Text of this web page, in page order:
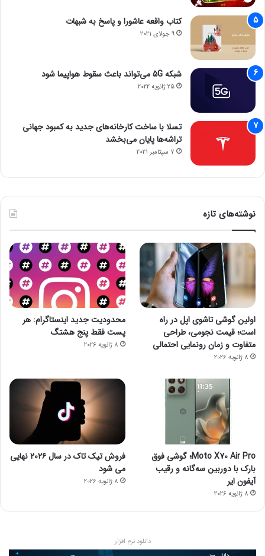
کتاب واقعه عاشورا و پاسخ به شبهات
9 جولای 2021
شبکه 5G می‌تواند باعث سقوط هواپیما شود
25 ژانویه 2022
تسلا با ساخت کارخانه‌های جدید به کمبود جهانی
تراشه‌ها پایان می‌بخشد
7 سپتامبر 2021
نوشته‌های تازه
اولین گوشی تاشوی اپل در راه
است؛ قیمت نجومی، طراحی
متفاوت و زمان رونمایی احتمالی
8 ژانویه 2026
محدودیت جدید اینستاگرام: هر
پست فقط پنج هشتگ
8 ژانویه 2026
Moto X70 Air Pro؛ گوشی فوق
بارک با دوربین سه‌گانه و رقیب
آیفون ایر
8 ژانویه 2026
فروش تیک تاک در سال ۲۰۲۶ نهایی
می شود
8 ژانویه 2026
دانلود نرم افزار